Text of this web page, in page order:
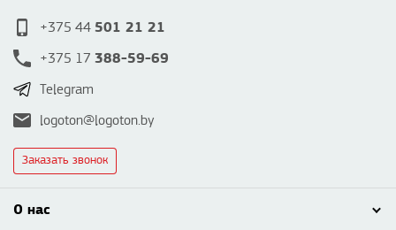
+375 44 501 21 21
+375 17 388-59-69
Telegram
logoton@logoton.by
Заказать звонок
О нас